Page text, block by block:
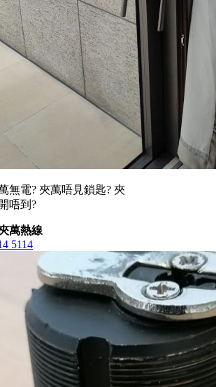
無電? 夾萬唔見鎖匙? 夾
唔到?
萬熱線
5114